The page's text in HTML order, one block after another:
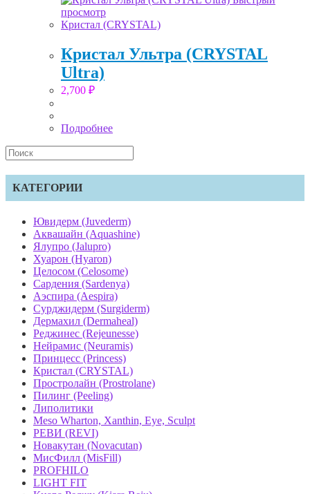
просмотр
Кристал (CRYSTAL)
Кристал Ультра (CRYSTAL
Ultra)
2,700 ₽
Подробнее
Search
this
website
КАТЕГОРИИ
Ювидерм (Juvederm)
Аквашайн (Aquashine)
Ялупро (Jalupro)
Хуарон (Hyaron)
Целосом (Celosome)
Сардения (Sardenya)
Аэспира (Aespira)
Сурджидерм (Surgiderm)
Дермахил (Dermaheal)
Реджинес (Rejeunesse)
Нейрамис (Neuramis)
Принцесс (Princess)
Кристал (CRYSTAL)
Простролайн (Prostrolane)
Пилинг (Peeling)
Липолитики
Meso Wharton, Xanthin, Eye, Sculpt
РЕВИ (REVI)
Новакутан (Novacutan)
МисФилл (MisFill)
PROFHILO
LIGHT FIT